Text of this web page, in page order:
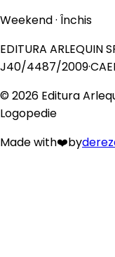
Weekend · Închis
EDITURA ARLEQUIN
J40/4487/2009·
©2026 Editura
Logopedie
Made with❤️by